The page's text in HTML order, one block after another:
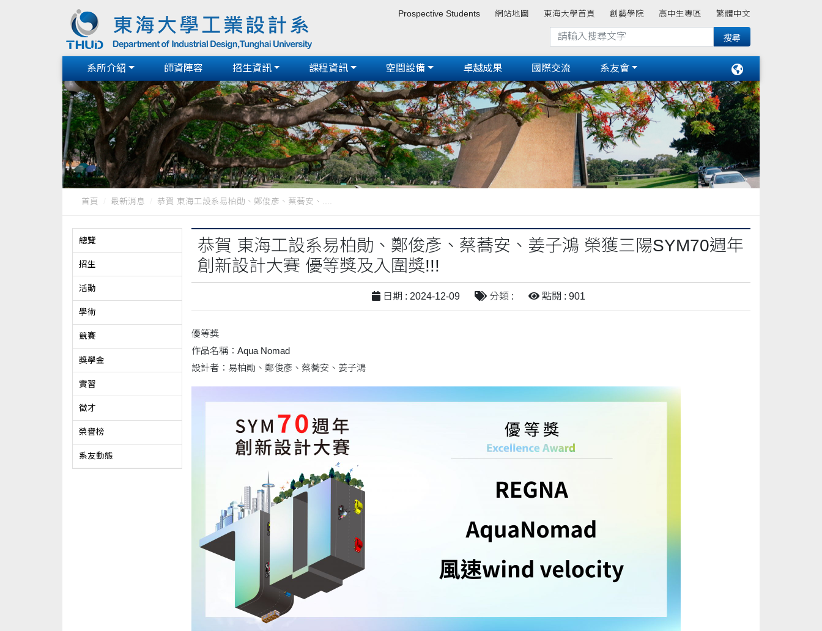
Prospective Students 網站地圖 東海大學首頁 創藝學院 高中生專區 繁體中文
系所介紹 師資陣容 招生資訊 課程資訊 空間設備 卓越成果 國際交流 系友會
首頁 最新消息 恭賀 東海工設系易柏勛、鄭俊彥、蔡蕎安、....
總覽
招生
活動
學術
競賽
獎學金
實習
徵才
榮譽榜
系友動態
恭賀 東海工設系易柏勛、鄭俊彥、蔡蕎安、姜子鴻 榮獲三陽SYM70週年
創新設計大賽 優等獎及入圍獎!!!
日期 : 2024-12-09 分類 : 點閱 : 901
優等獎
作品名稱：Aqua Nomad
設計者：易柏勛、鄭俊彥、蔡蕎安、姜子鴻